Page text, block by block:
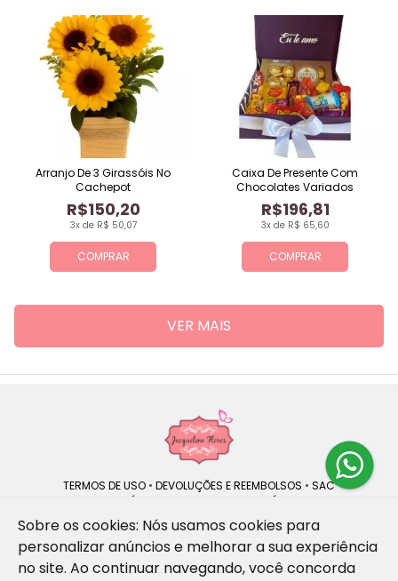
COMPRAR
3x de R$ 50,07
R$150,20
Arranjo De 3 Girassóis No
Cachepot
COMPRAR
3x de R$ 65,60
R$196,81
Caixa De Presente Com
Chocolates Variados
VER MAIS
TERMOS DE USO • DEVOLUÇÕES E REEMBOLSOS • SAC
POLÍTICA DE PRIVACIDADE POLÍTICA DE COOKIES
Jacqueline Flores | CNPJ: 47.335.418/0001-13
Sobre os cookies: Nós usamos cookies para
personalizar anúncios e melhorar a sua experiência
no site. Ao continuar navegando, você concorda